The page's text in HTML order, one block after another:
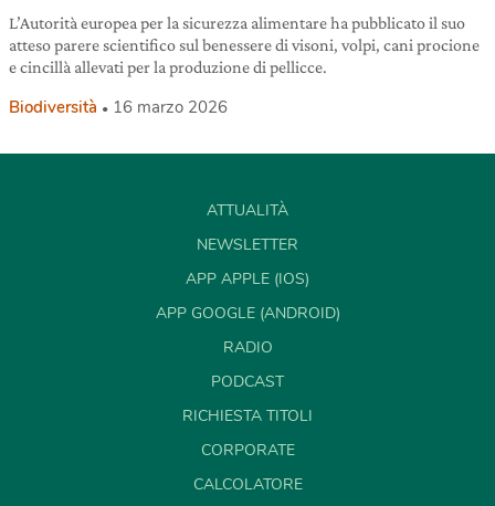
L’Autorità europea per la sicurezza alimentare ha pubblicato il suo
atteso parere scientifico sul benessere di visoni, volpi, cani procione
e cincillà allevati per la produzione di pellicce.
Biodiversità 16 marzo 2026
ATTUALITÀ
NEWSLETTER
APP APPLE (IOS)
APP GOOGLE (ANDROID)
RADIO
PODCAST
RICHIESTA TITOLI
CORPORATE
CALCOLATORE